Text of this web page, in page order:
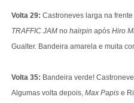
Volta 29: Castroneves larga na
TRAFFIC JAMno hairpin após Hiro
Gualter. Bandeira amarela e muita
Volta 35: Bandeira verde!
Algumas volta depois, Max Papise